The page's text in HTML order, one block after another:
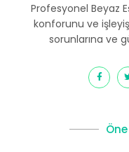
Profesyonel Beyaz
konforunu ve
sorunlarına ve